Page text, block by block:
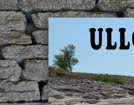
google-site-verification: